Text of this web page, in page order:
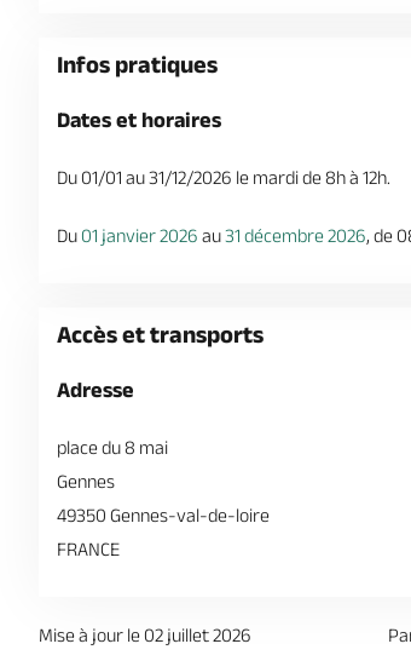
Infos pratiques
Dates et horaires
Du 01/01 au 31/12/2026 le mardi de 8h à 12h.
Du 01 janvier 2026 au31 décembre 2026, de
Accès et transports
Adresse
place du 8 mai
Gennes
49350 Gennes-val-de-loire
FRANCE
Mise à jour le 02 juillet 2026